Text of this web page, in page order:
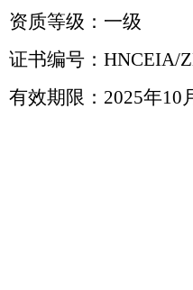
资质等级：一级
证书编号：HNCEIA/
有效期限： 2025年10